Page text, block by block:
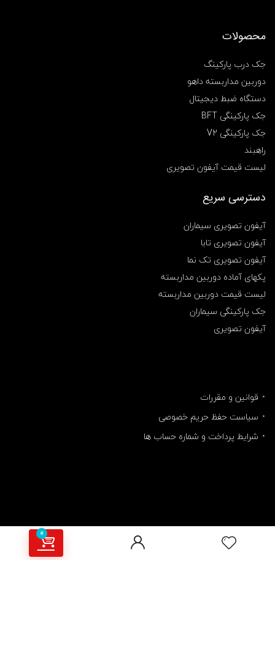
0
محصولات
جک درب پارکینگ
دوربین مداربسته داهو
دستگاه ضبط دیجیتال
جک پارکینگی BFT
جک پارکینگی V2
راهبند
لیست قیمت آیفون تصویری
دسترسی سریع
آیفون تصویری سیماران
آیفون تصویری تابا
آیفون تصویری تک نما
پکهای آماده دوربین مداربسته
لیست قیمت دوربین مداربسته
جک پارکینگی سیماران
آیفون تصویری
قوانین و مقررات
سیاست حفظ حریم خصوصی
شرایط پرداخت و شماره حساب ها